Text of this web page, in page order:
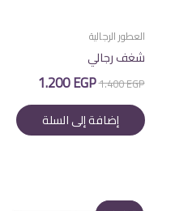
العطور الرجالية
شغف رجالي
1.400EGP السعر
الأصلي
هو:
1.400 EGP.
1.200EGP
هو:
1.200 EGP. إضافة إلى السلة